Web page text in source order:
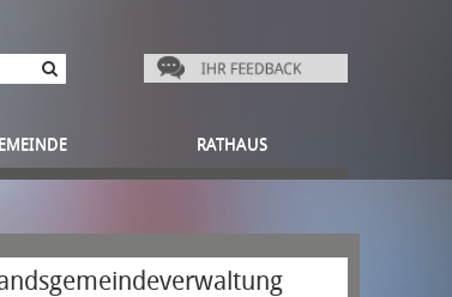
RATHAUS